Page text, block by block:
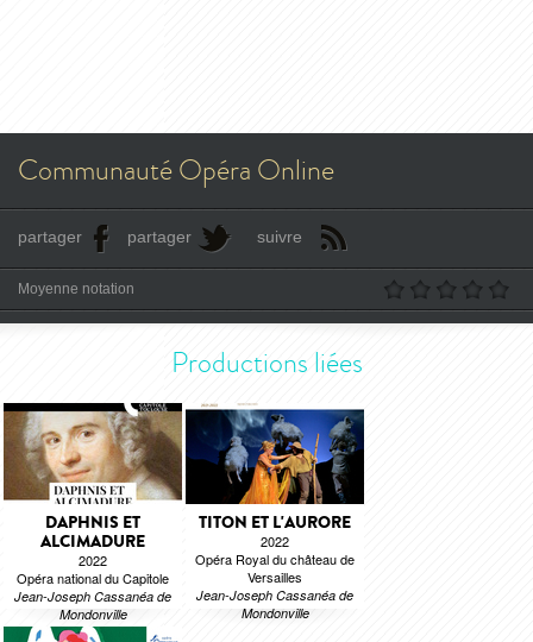
Communauté Opéra Online
partager partager suivre
Moyenne notation
Productions liées
DAPHNIS ET
ALCIMADURE
2022
Opéra national du Capitole
Jean-Joseph Cassanéa de
Mondonville
TITON ET L'AURORE
2022
Opéra Royal du château de
Versailles
Jean-Joseph Cassanéa de
Mondonville